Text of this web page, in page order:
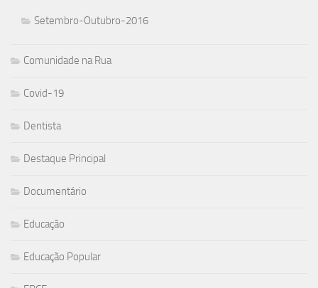
Setembro-Outubro-2016
Comunidade na Rua
Covid-19
Dentista
Destaque Principal
Documentário
Educação
Educação Popular